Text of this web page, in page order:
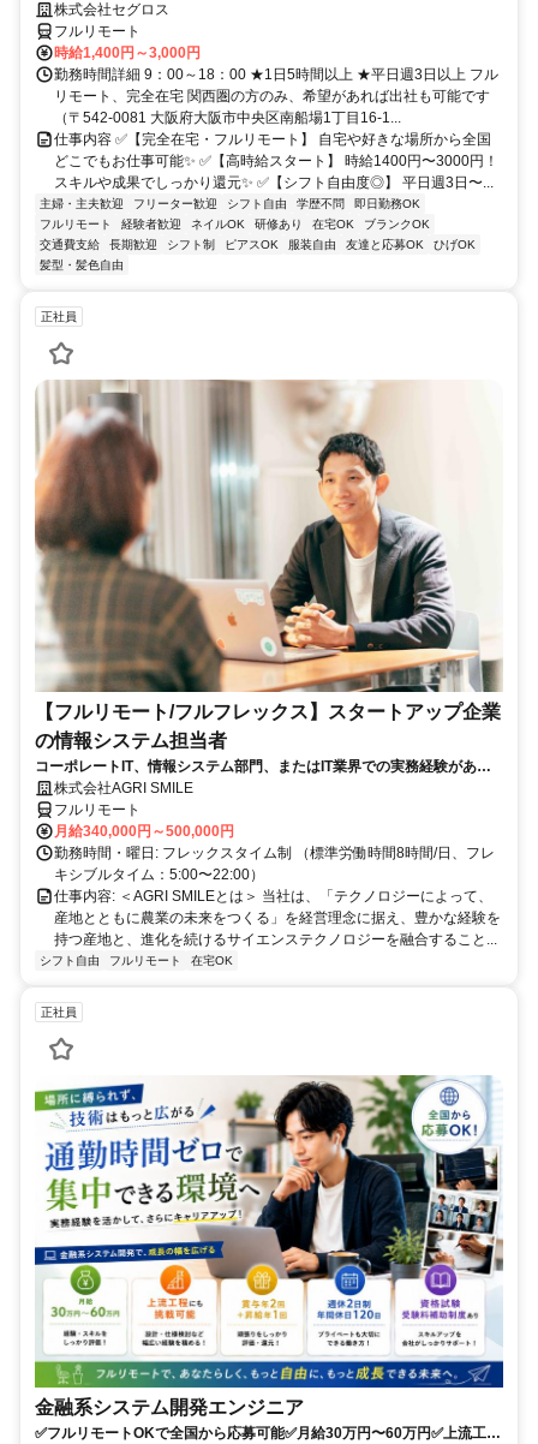
株式会社セグロス
フルリモート
時給1,400円～3,000円
勤務時間詳細 9：00～18：00 ★1日5時間以上 ★平日週3日以上 フル
リモート、完全在宅 関西圏の方のみ、希望があれば出社も可能です
（〒542-0081 大阪府大阪市中央区南船場1丁目16-1...
仕事内容 ✅【完全在宅・フルリモート】 自宅や好きな場所から全国
どこでもお仕事可能✨ ✅【高時給スタート】 時給1400円〜3000円！
スキルや成果でしっかり還元✨ ✅【シフト自由度◎】 平日週3日〜...
主婦・主夫歓迎 フリーター歓迎 シフト自由 学歴不問
即日勤務OK
フルリモート
経験者歓迎 ネイルOK 研修あり 在宅OK
ブランクOK
交通費支給
長期歓迎 シフト制 ピアスOK 服装自由 友達と応募OK
ひげOK
髪型・髪色自由
正社員
【フルリモート/フルフレックス】スタートアップ企業
の情報システム担当者
コーポレートIT、情報システム部門、またはIT業界での実務経験がある
方、大歓迎！
株式会社AGRI SMILE
フルリモート
月給340,000円～500,000円
勤務時間・曜日: フレックスタイム制 （標準労働時間8時間/日、フレ
キシブルタイム：5:00〜22:00）
仕事内容: ＜AGRI SMILEとは＞ 当社は、「テクノロジーによって、
産地とともに農業の未来をつくる」を経営理念に据え、豊かな経験を
持つ産地と、進化を続けるサイエンステクノロジーを融合すること...
シフト自由 フルリモート 在宅OK
正社員
金融系システム開発エンジニア
✅フルリモートOKで全国から応募可能✅月給30万円〜60万円✅上流工程